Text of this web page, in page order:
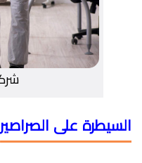
السيطرة على الصراصير